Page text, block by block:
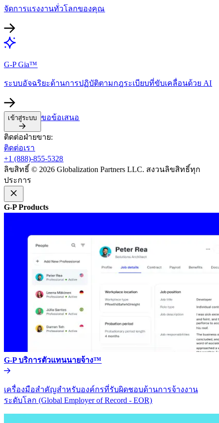
จัดการแรงงานทั่วโลกของคุณ​​
G-P Gia™​​
ระบบอัจฉริยะด้านการปฏิบัติตามกฎระเบียบที่ขับเคลื่อนด้วย AI​​
เข้าสู่ระบบ​​ ขอข้อเสนอ​​
ติดต่อฝ่ายขาย:​​
ติดต่อเรา​​
+1 (888)-855-5328​​
ลิขสิทธิ์ © 2026 Globalization Partners LLC. สงวนลิขสิทธิ์ทุก
ประการ​​
G-P Products​​
G-P บริการตัวแทนนายจ้าง™​​
เครื่องมือสำคัญสำหรับองค์กรที่รับผิดชอบด้านการจ้างงาน
ระดับโลก (Global Employer of Record - EOR)​​